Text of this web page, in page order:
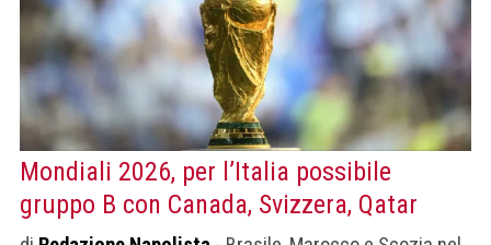
Mondiali 2026, per l’Italia possibile
gruppo B con Canada, Svizzera, Qatar